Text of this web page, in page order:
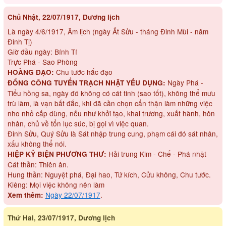
Chủ Nhật, 22/07/1917, Dương lịch
Là ngày 4/6/1917, Âm lịch (ngày Ất Sửu - tháng Đinh Mùi - năm
Đinh Tị)
Giờ đầu ngày: Bính Tí
Trực Phá - Sao Phòng
HOÀNG ĐẠO: Chu tước hắc đạo
ĐỔNG CÔNG TUYỂN TRẠCH NHẬT YẾU DỤNG: Ngày Phá -
Tiểu hồng sa, ngày đó không có cát tinh (sao tốt), không thể mưu
trù làm, là vạn bất đắc, khi đã cần chọn cẩn thận làm những việc
nho nhỏ cấp dùng, nếu như khởi tạo, khai trương, xuất hành, hôn
nhân, chủ về tổn lục súc, bị gọi vì việc quan.
Đinh Sửu, Quý Sửu là Sát nhập trung cung, phạm cái đó sát nhân,
xấu không thể nói.
HIỆP KỶ BIỆN PHƯƠNG THƯ: Hải trung Kim - Chế - Phá nhật
Cát thần: Thiên ân.
Hung thần: Nguyệt phá, Đại hao, Tứ kích, Cửu không, Chu tước.
Kiêng: Mọi việc không nên làm
Xem thêm: Ngày 22/07/1917.
Thứ Hai, 23/07/1917, Dương lịch